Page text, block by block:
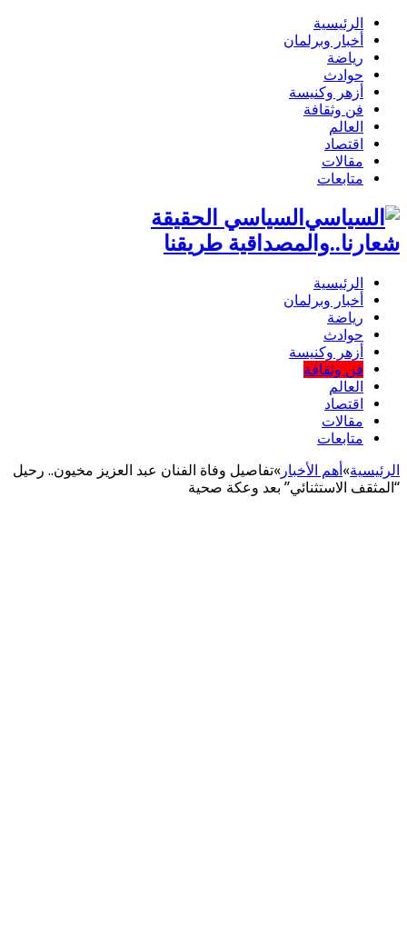
الرئيسية
أخبار وبرلمان
رياضة
حوادث
أزهر وكنيسة
فن وثقافة
العالم
اقتصاد
مقالات
متابعات
السياسي الحقيقة
شعارنا..والمصداقية طريقنا
الرئيسية
أخبار وبرلمان
رياضة
حوادث
أزهر وكنيسة
فن وثقافة
العالم
اقتصاد
مقالات
متابعات
الرئيسية»أهم اﻷخبار »تفاصيل وفاة الفنان عبد العزيز مخيون.. رحيل
“المثقف الاستثنائي” بعد وعكة صحية